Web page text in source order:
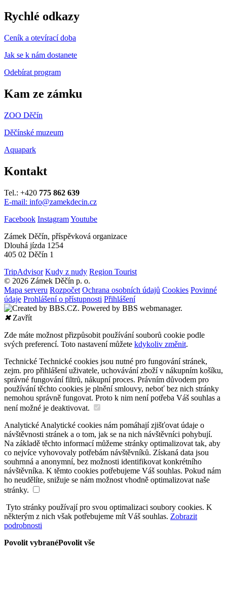
Rychlé odkazy
Ceník a otevírací doba
Jak se k nám dostanete
Odebírat program
Kam ze zámku
ZOO Děčín
Děčínské muzeum
Aquapark
Kontakt
Tel.: +420 775 862 639
E-mail: info@zamekdecin.cz
Facebook InstagramYoutube
Zámek Děčín, příspěvková organizace
Dlouhá jízda 1254
405 02 Děčín 1
TripAdvisor Kudy z nudy Region Tourist
© 2026 Zámek Děčín p. o.
Mapa serveru Rozpočet Ochrana osobních údajů Cookies Povinné
údaje Prohlášení o přístupnosti Přihlášení
✖Zavřít
Zde máte možnost přizpůsobit používání souborů cookie podle
svých preferencí. Toto nastavení můžete kdykoliv změnit.
Technické Technické cookies jsou nutné pro fungování stránek,
zejm. pro přihlášení uživatele, uchovávání zboží v nákupním košíku,
správné fungování filtrů, nákupní proces. Právním důvodem pro
používání těchto cookies je plnění smlouvy, neboť bez nich stránky
nemohou správně fungovat. Proto k nim není potřeba Váš souhlas a
není možné je deaktivovat.
Analytické Analytické cookies nám pomáhají zjišťovat údaje o
návštěvnosti stránek a o tom, jak se na nich návštěvníci pohybují.
Na základě těchto informací můžeme stránky optimalizovat tak, aby
co nejvíce vyhovovaly potřebám návštěvníků. Získaná data jsou
souhrnná a anonymní, bez možnosti identifikovat konkrétního
návštěvníka. K těmto cookies potřebujeme Váš souhlas. Pokud nám
ho neudělíte, snižuje se nám možnost vhodně optimalizovat naše
stránky.
Tyto stránky používají pro svou optimalizaci soubory cookies. K
některým z nich však potřebujeme mít Váš souhlas. Zobrazit
podrobnosti
Povolit vybranéPovolit vše